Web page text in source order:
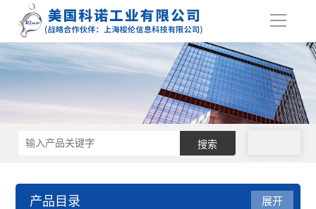
导
产品目录 展开